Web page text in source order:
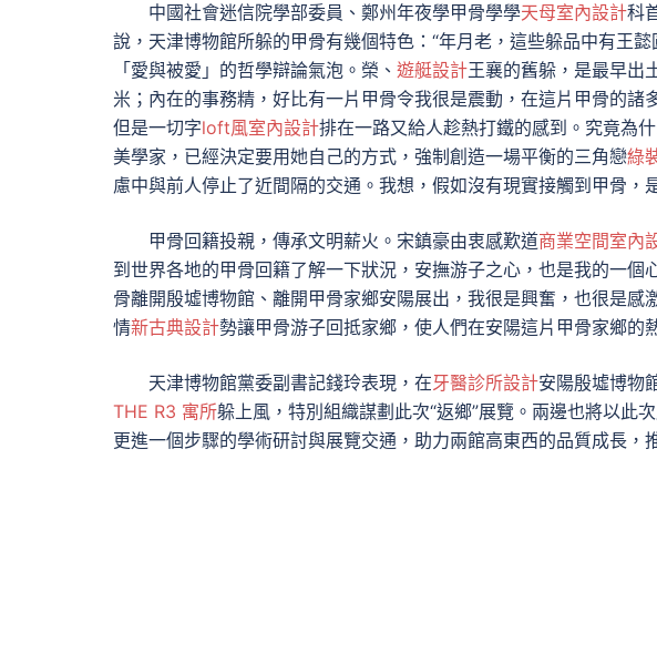
中國社會迷信院學部委員、鄭州年夜學甲骨學學天母室內設計科
說，天津博物館所躲的甲骨有幾個特色：“年月老，這些躲品中有王
「愛與被愛」的哲學辯論氣泡。榮、 遊艇設計王襄的舊躲，是最早出
米；內在的事務精，好比有一片甲骨令我很是震動，在這片甲骨的諸
但是一切字loft風室內設計排在一路又給人趁熱打鐵的感到。究竟為
美學家，已經決定要用她自己的方式，強制創造一場平衡的三角戀綠
慮中與前人停止了近間隔的交通。我想，假如沒有現實接觸到甲骨，
甲骨回籍投親，傳承文明薪火。宋鎮豪由衷感歎道商業空間室內
到世界各地的甲骨回籍了解一下狀況，安撫游子之心，也是我的一
骨離開殷墟博物館、離開甲骨家鄉安陽展出，我很是興奮，也很是
情新古典設計勢讓甲骨游子回抵家鄉，使人們在安陽這片甲骨家鄉的
天津博物館黨委副書記錢玲表現，在牙醫診所設計安陽殷墟博物
THE R3 寓所躲上風，特別組織謀劃此次“返鄉”展覽。兩邊也將以此
更進一個步驟的學術研討與展覽交通，助力兩館高東西的品質成長，